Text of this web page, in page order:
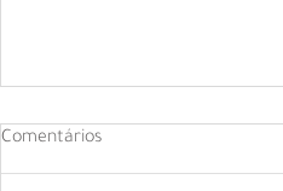
Comentários